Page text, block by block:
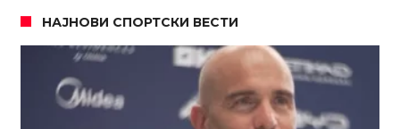
НАЈНОВИ СПОРТСКИ ВЕСТИ